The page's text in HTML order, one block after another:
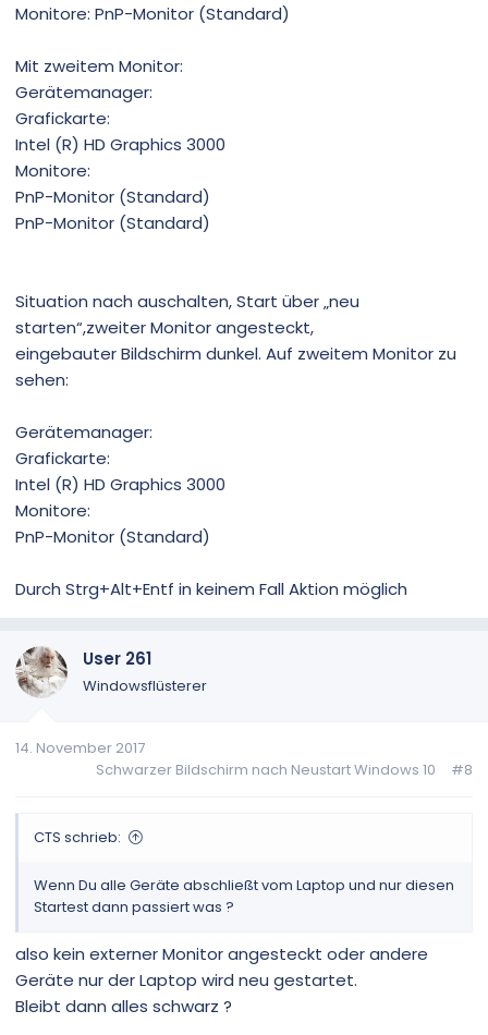
Monitore: PnP-Monitor (Standard)
Mit zweitem Monitor:
Gerätemanager:
Grafickarte:
Intel (R) HD Graphics 3000
Monitore:
PnP-Monitor (Standard)
PnP-Monitor (Standard)
Situation nach auschalten, Start über „neu
starten“,zweiter Monitor angesteckt,
eingebauter Bildschirm dunkel. Auf zweitem Monitor zu
sehen:
Gerätemanager:
Grafickarte:
Intel (R) HD Graphics 3000
Monitore:
PnP-Monitor (Standard)
Durch Strg+Alt+Entf in keinem Fall Aktion möglich
User 261
Windowsflüsterer
14. November 2017
Schwarzer Bildschirm nach Neustart Windows 10
#8
CTS schrieb:
Wenn Du alle Geräte abschließt vom Laptop und nur diesen
Startest dann passiert was ?
also kein externer Monitor angesteckt oder andere
Geräte nur der Laptop wird neu gestartet.
Bleibt dann alles schwarz ?